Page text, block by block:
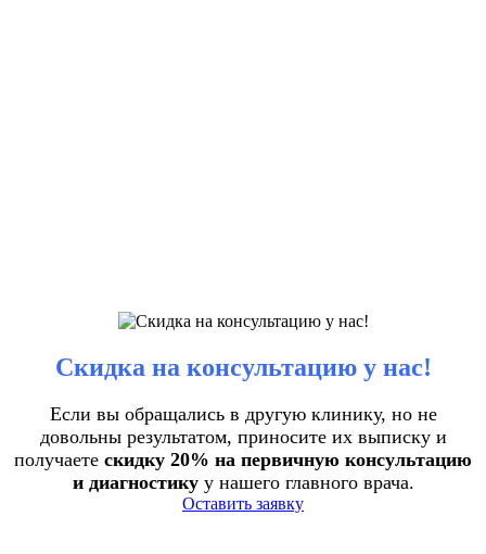
Скидка на консультацию у нас!
Если вы обращались в другую клинику, но не
довольны результатом, приносите их выписку и
получаете скидку 20% на первичную консультацию
и диагностикуу нашего главного врача.
Оставить заявку